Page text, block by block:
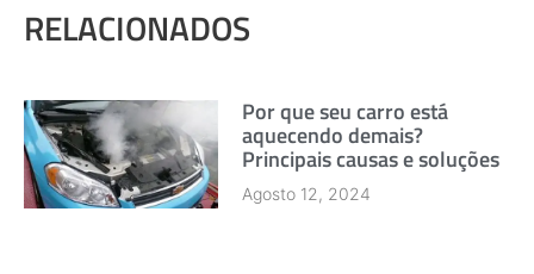
RELACIONADOS
Por que seu carro está
aquecendo demais?
Principais causas e soluções
Agosto 12, 2024